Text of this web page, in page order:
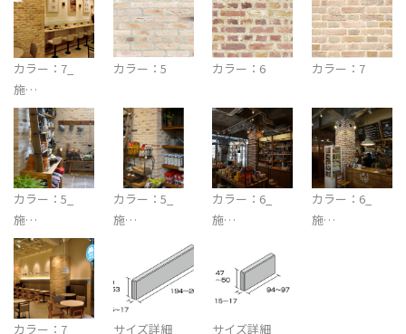
カラー：7_
施…
カラー：5 カラー：6 カラー：7
カラー：5_
施…
カラー：5_
施…
カラー：6_
施…
カラー：6_
施…
カラー：7_
サイズ詳細
サイズ詳細